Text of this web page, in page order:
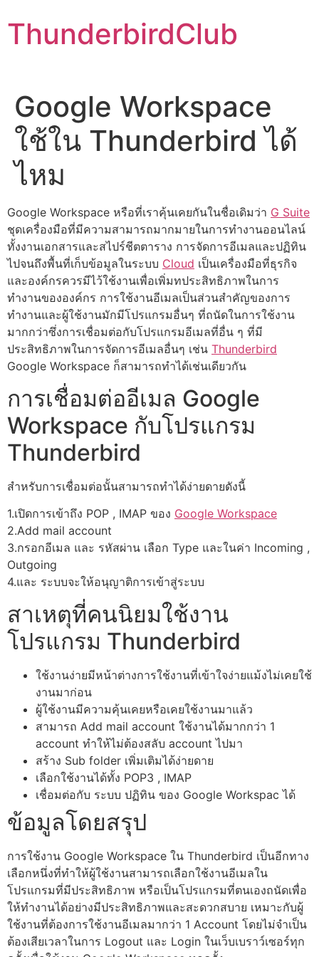
to
content
ThunderbirdClub
Google Workspace
ใช้ใน Thunderbird ได้
ไหม
Google Workspace หรือที่เราคุ้นเคยกันในชื่อเดิมว่า G Suite
ชุดเครื่องมือที่มีความสามารถมากมายในการทำงานออนไลน์
ทั้งงานเอกสารและสไปร์ชีตตาราง การจัดการอีเมลและปฏิทิน
ไปจนถึงพื้นที่เก็บข้อมูลในระบบ Cloud เป็นเครื่องมือที่ธุรกิจ
และองค์กรควรมีไว้ใช้งานเพื่อเพิ่มทประสิทธิภาพในการ
ทำงานขององค์กร การใช้งานอีเมลเป็นส่วนสำคัญของการ
ทำงานและผู้ใช้งานมักมีโปรแกรมอื่นๆ ที่ถนัดในการใช้งาน
มากกว่าซึ่งการเชื่อมต่อกับโปรแกรมอีเมลที่อื่น ๆ ที่มี
ประสิทธิภาพในการจัดการอีเมลอื่นๆ เช่น Thunderbird
Google Workspace ก็สามารถทำได้เช่นเดียวกัน
การเชื่อมต่ออีเมล Google
Workspace กับโปรแกรม
Thunderbird
สำหรับการเชื่อมต่อนั้นสามารถทำได้ง่ายดายดังนี้
1.เปิดการเข้าถึง POP , IMAP ของ Google Workspace
2.Add mail account
3.กรอกอีเมล และ รหัสผ่าน เลือก Type และในค่า Incoming ,
Outgoing
4.และ ระบบจะให้อนุญาติการเข้าสู่ระบบ
สาเหตุที่คนนิยมใช้งาน
โปรแกรม Thunderbird
ใช้งานง่ายมีหน้าต่างการใช้งานที่เข้าใจง่ายแม้งไม่เคยใช้
งานมาก่อน
ผู้ใช้งานมีความคุ้นเคยหรือเคยใช้งานมาแล้ว
สามารถ Add mail account ใช้งานได้มากกว่า 1
account ทำให้ไม่ต้องสลับ account ไปมา
สร้าง Sub folder เพิ่มเติมได้ง่ายดาย
เลือกใช้งานได้ทั้ง POP3 , IMAP
เชื่อมต่อกับ ระบบ ปฏิทิน ของ Google Workspac ได้
ข้อมูลโดยสรุป
การใช้งาน Google Workspace ใน Thunderbird เป็นอีกทาง
เลือกหนึ่งที่ทำให้ผู้ใช้งานสามารถเลือกใช้งานอีเมลใน
โปรแกรมที่มีประสิทธิภาพ หรือเป็นโปรแกรมที่ตนเองถนัดเพื่อ
ให้ทำงานได้อย่างมีประสิทธิภาพและสะดวกสบาย เหมาะกับผู้
ใช้งานที่ต้องการใช้งานอีเมลมากว่า 1 Account โดยไม่จำเป็น
ต้องเสียเวลาในการ Logout และ Login ในเว็บเบราว์เซอร์ทุก